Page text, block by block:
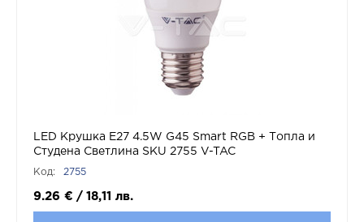
LED Крушка Е27 4.5W G45 Smart RGB + Топла и
Студена Светлина SKU 2755 V-TAC
Код: 2755
9.26 € / 18,11 лв.